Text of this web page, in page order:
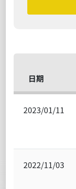
日期
2023/01/11
2022/11/03